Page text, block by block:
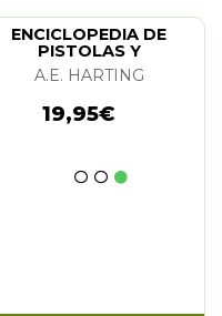
ENCICLOPEDIA DE
PISTOLAS Y
REVOLVERES
A.E. HARTING
19,95€